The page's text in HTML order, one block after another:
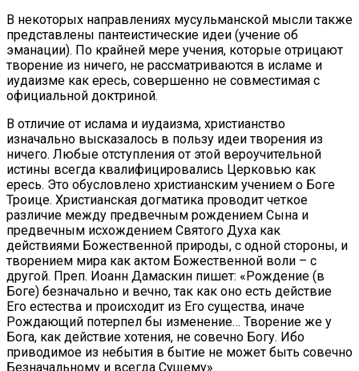
В некоторых направлениях мусульманской мысли также
представлены пантеистические идеи (учение об
эманации). По крайней мере учения, которые отрицают
творение из ничего, не рассматриваются в исламе и
иудаизме как ересь, совершенно не совместимая с
официальной доктриной.
В отличие от ислама и иудаизма, христианство
изначально высказалось в пользу идеи творения из
ничего. Любые отступления от этой вероучительной
истины всегда квалифицировались Церковью как
ересь. Это обусловлено христианским учением о Боге
Троице. Христианская догматика проводит четкое
различие между предвечным рождением Сына и
предвечным исхождением Святого Духа как
действиями Божественной природы, с одной стороны, и
творением мира как актом Божественной воли – с
другой. Преп. Иоанн Дамаскин пишет: «Рождение (в
Боге) безначально и вечно, так как оно есть действие
Его естества и происходит из Его существа, иначе
Рождающий потерпел бы изменение… Творение же у
Бога, как действие хотения, не совечно Богу. Ибо
приводимое из небытия в бытие не может быть совечно
Безначальному и всегда Сущему».